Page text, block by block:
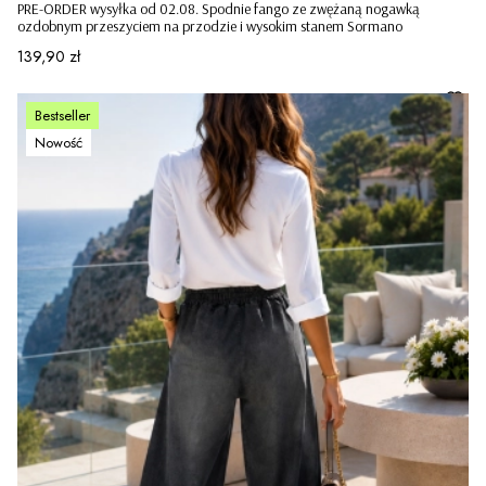
PRE-ORDER wysyłka od 02.08. Spodnie fango ze zwężaną nogawką
ozdobnym przeszyciem na przodzie i wysokim stanem Sormano
Cena
139,90 zł
Bestseller
Nowość